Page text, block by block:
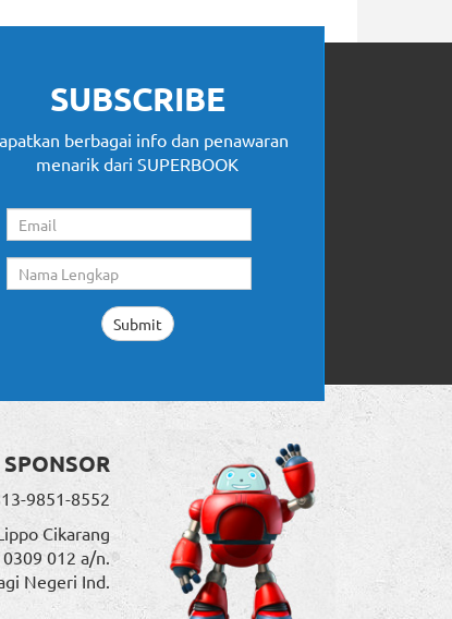
SUBSCRIBE
berbagai info dan penawaran
menarik dari SUPERBOOK
9851-8552
Cikarang
012 a/n.
Negeri Ind.